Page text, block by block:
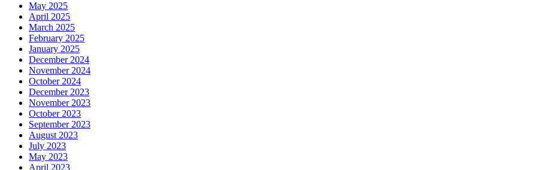
May 2025
April 2025
March 2025
February 2025
January 2025
December 2024
November 2024
October 2024
December 2023
November 2023
October 2023
September 2023
August 2023
July 2023
May 2023
April 2023